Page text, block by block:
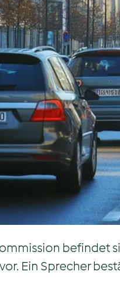
befindet
Ein Sprecher